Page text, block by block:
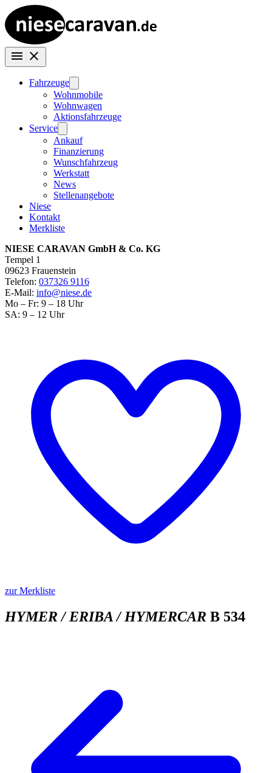
Fahrzeuge
Wohnmobile
Wohnwagen
Aktionsfahrzeuge
Service
Ankauf
Finanzierung
Wunschfahrzeug
Werkstatt
News
Stellenangebote
Niese
Kontakt
Merkliste
NIESE CARAVAN GmbH & Co. KG
Tempel 1
09623 Frauenstein
Telefon: 037326 9116
E-Mail: info@niese.de
Mo – Fr: 9 – 18 Uhr
SA: 9 – 12 Uhr
zur Merkliste
HYMER / ERIBA / HYMERCAR B 534